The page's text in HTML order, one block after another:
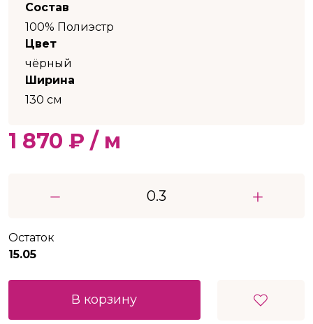
Состав
100% Полиэстр
Цвет
чёрный
Ширина
130 см
1 870 ₽ / м
Остаток
15.05
В корзину